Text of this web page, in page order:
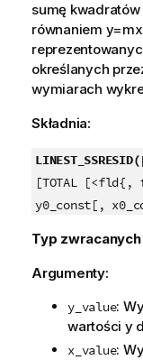
sumę
równaniem
określanych
wymiarach
Składnia:
LINEST_SSRESID(
[TOTAL
y0_const[,
Typ
Argumenty:
y_value:
wartości y
x_value: